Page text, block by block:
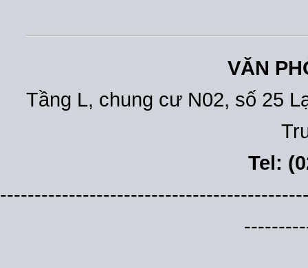
VĂN
Tầng L, chung cư N02, số 25
Tel: